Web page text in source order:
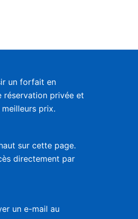
un forfait en
réservation privée et
prix.
sur cette page.
directement par
un e-mail au